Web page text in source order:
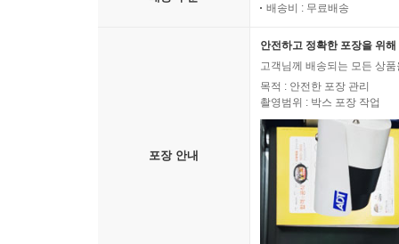
배송비 : 무료배송
포장 안내
안전하고 정확한 포장을 위
고객님께 배송되는 모든 상
목적 : 안전한 포장 관리
촬영범위 : 박스 포장 작업